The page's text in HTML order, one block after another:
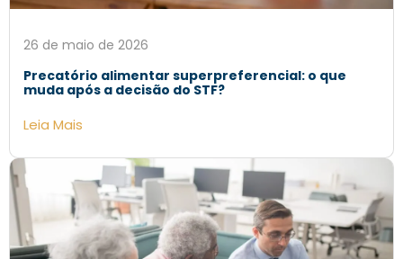
26 de maio de 2026
Precatório alimentar superpreferencial: o que
muda após a decisão do STF?
Leia Mais